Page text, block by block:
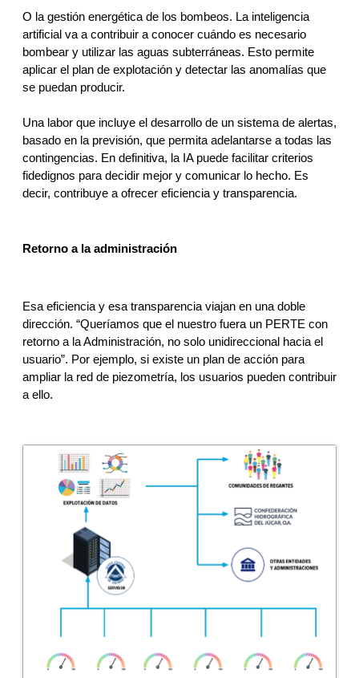
O la gestión energética de los bombeos. La inteligencia
artificial va a contribuir a conocer cuándo es necesario
bombear y utilizar las aguas subterráneas. Esto permite
aplicar el plan de explotación y detectar las anomalías que
se puedan producir.
Una labor que incluye el desarrollo de un sistema de alertas,
basado en la previsión, que permita adelantarse a todas las
contingencias. En definitiva, la IA puede facilitar criterios
fidedignos para decidir mejor y comunicar lo hecho. Es
decir, contribuye a ofrecer eficiencia y transparencia.
Retorno a la administración
Esa eficiencia y esa transparencia viajan en una doble
dirección. “Queríamos que el nuestro fuera un PERTE con
retorno a la Administración, no solo unidireccional hacia el
usuario”. Por ejemplo, si existe un plan de acción para
ampliar la red de piezometría, los usuarios pueden contribuir
a ello.